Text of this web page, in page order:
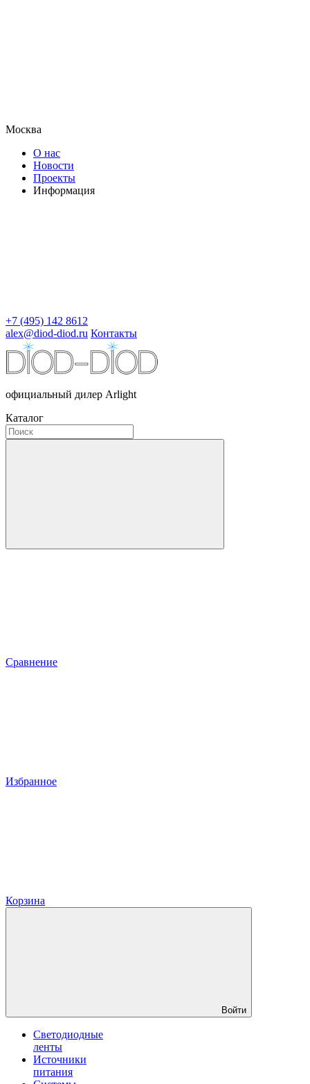
Москва
О нас
Новости
Проекты
Информация
+7 (495) 142 8612
alex@diod-diod.ru Контакты
официальный дилер Arlight
Каталог
Сравнение
Избранное
Корзина
Войти
Светодиодные
ленты
Источники
питания